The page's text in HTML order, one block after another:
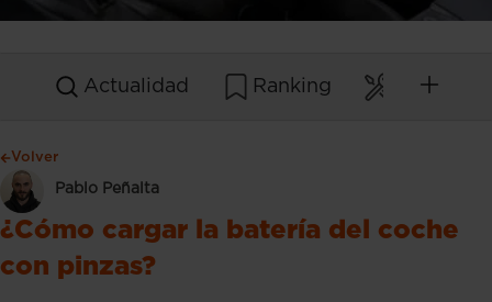
Actualidad Ranking
Volver
Pablo Peñalta
¿Cómo cargar la batería del coche
con pinzas?